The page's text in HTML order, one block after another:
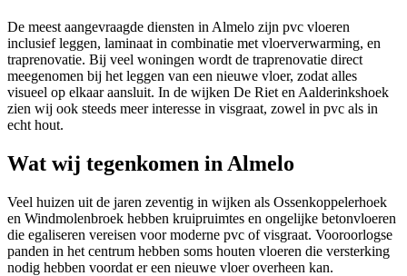
De meest aangevraagde diensten in Almelo zijn pvc vloeren
inclusief leggen, laminaat in combinatie met vloerverwarming, en
traprenovatie. Bij veel woningen wordt de traprenovatie direct
meegenomen bij het leggen van een nieuwe vloer, zodat alles
visueel op elkaar aansluit. In de wijken De Riet en Aalderinkshoek
zien wij ook steeds meer interesse in visgraat, zowel in pvc als in
echt hout.
Wat wij tegenkomen in Almelo
Veel huizen uit de jaren zeventig in wijken als Ossenkoppelerhoek
en Windmolenbroek hebben kruipruimtes en ongelijke betonvloeren
die egaliseren vereisen voor moderne pvc of visgraat. Vooroorlogse
panden in het centrum hebben soms houten vloeren die versterking
nodig hebben voordat er een nieuwe vloer overheen kan.